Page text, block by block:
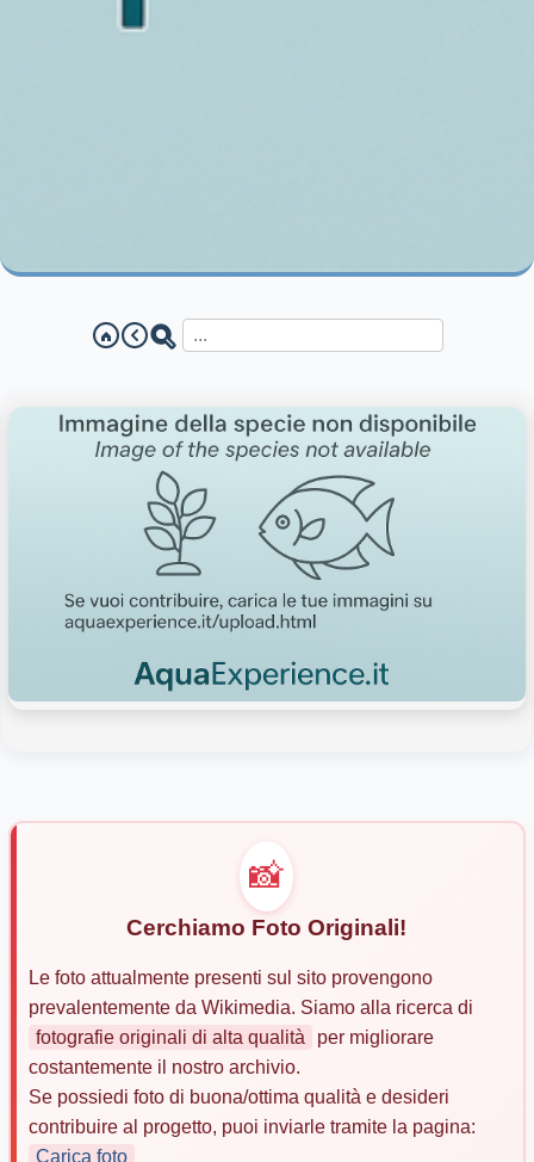
📸
Cerchiamo Foto Originali!
Le foto attualmente presenti sul sito provengono
prevalentemente da Wikimedia. Siamo alla ricerca di
fotografie originali di alta qualità
per migliorare
costantemente il nostro archivio.
Se possiedi foto di buona/ottima qualità e desideri
contribuire al progetto, puoi inviarle tramite la pagina:
Carica foto